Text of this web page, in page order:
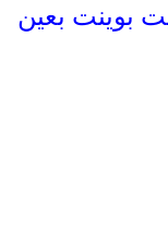
بوينت بعين